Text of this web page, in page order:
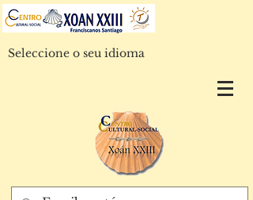
Seleccione o seu idioma